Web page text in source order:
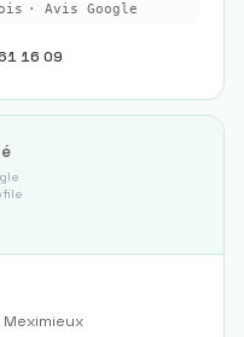
· Avis Google
16 09
Meximieux